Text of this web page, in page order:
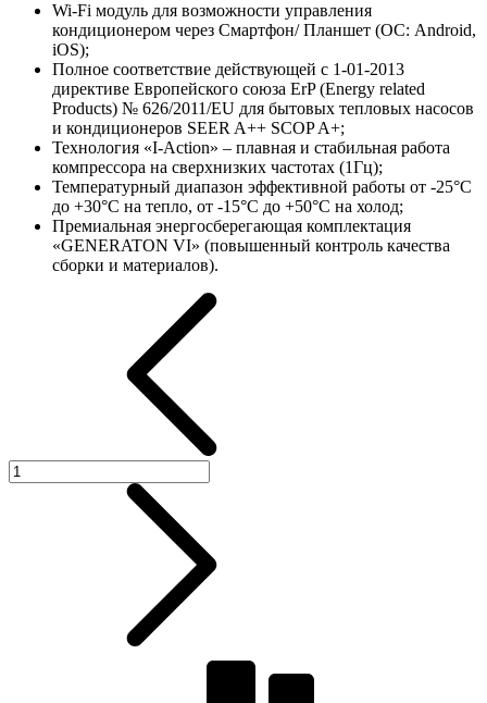
Wi-Fi модуль для возможности управления
кондиционером через Смартфон/ Планшет (ОС: Android,
iOS);
Полное соответствие действующей c 1-01-2013
директиве Европейского союза ErP (Energy related
Products) № 626/2011/EU для бытовых тепловых насосов
и кондиционеров SEER A++ SCOP A+;
Технология «I-Action» – плавная и стабильная работа
компрессора на сверхнизких частотах (1Гц);
Температурный диапазон эффективной работы от -25°C
до +30°C на тепло, от -15°C до +50°C на холод;
Премиальная энергосберегающая комплектация
«GENERATON VI» (повышенный контроль качества
сборки и материалов).